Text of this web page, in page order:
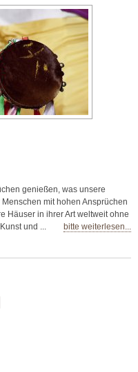
genießen, was unsere
mit hohen Ansprüchen
Häuser in ihrer Art weltweit ohne
und ...
bitte weiterlesen...